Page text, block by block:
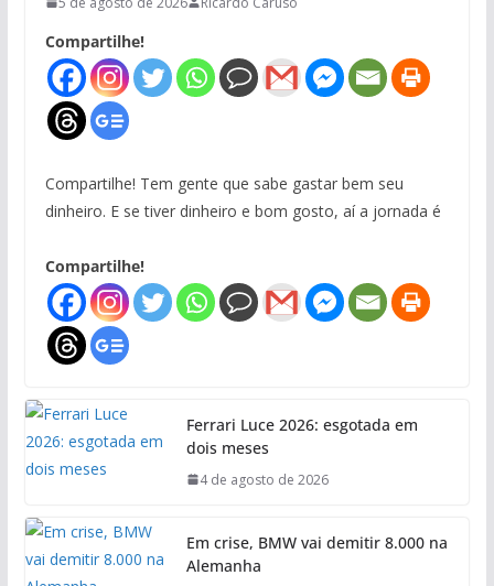
Compartilhe!
Compartilhe! Tem gente que sabe gastar bem seu
dinheiro. E se tiver dinheiro e bom gosto, aí a jornada é
Compartilhe!
Ferrari Luce 2026: esgotada em
dois meses
4 de agosto de 2026
Em crise, BMW vai demitir 8.000 na
Alemanha